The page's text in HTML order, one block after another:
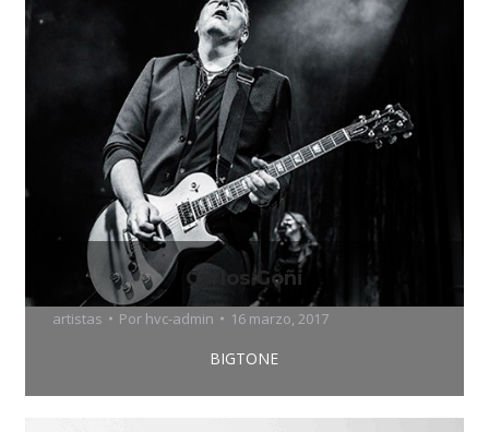
Carlos Goñi
artistas Por hvc-admin 16 marzo, 2017
BIGTONE